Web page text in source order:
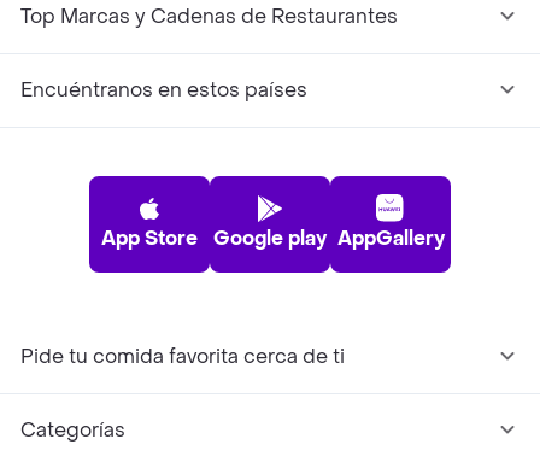
Top Marcas y Cadenas de Restaurantes
Encuéntranos en estos países
App Store Google play AppGallery
Pide tu comida favorita cerca de ti
Categorías